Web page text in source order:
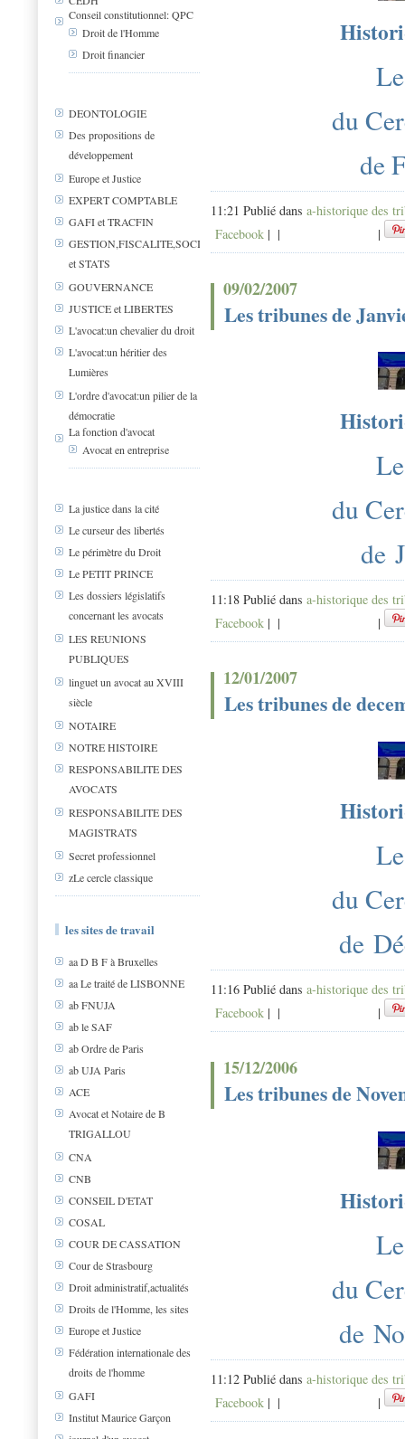
Conseil constitutionnel: QPC
Droit de l'Homme
Droit financier
DEONTOLOGIE
Des propositions de
développement
Europe et Justice
EXPERT COMPTABLE
GAFI et TRACFIN
GESTION,FISCALITE,SOCIAL
et STATS
GOUVERNANCE
JUSTICE et LIBERTES
L'avocat:un chevalier du droit
L'avocat:un héritier des
Lumières
L'ordre d'avocat:un pilier de la
démocratie
La fonction d'avocat
Avocat en entreprise
La justice dans la cité
Le curseur des libertés
Le périmètre du Droit
Le PETIT PRINCE
Les dossiers législatifs
concernant les avocats
LES REUNIONS
PUBLIQUES
linguet un avocat au XVIII
siècle
NOTAIRE
NOTRE HISTOIRE
RESPONSABILITE DES
AVOCATS
RESPONSABILITE DES
MAGISTRATS
Secret professionnel
zLe cercle classique
les sites de travail
aa D B F à Bruxelles
aa Le traité de LISBONNE
ab FNUJA
ab le SAF
ab Ordre de Paris
ab UJA Paris
ACE
Avocat et Notaire de B
TRIGALLOU
CNA
CNB
CONSEIL D'ETAT
COSAL
COUR DE CASSATION
Cour de Strasbourg
Droit administratif,actualités
Droits de l'Homme, les sites
Europe et Justice
Fédération internationale des
droits de l'homme
GAFI
Institut Maurice Garçon
du
de
11:21 Publié dans a-historique des
Facebook | | |
09/02/2007
Les tribunes de
du
de
11:18 Publié dans a-historique des
Facebook | | |
12/01/2007
Les tribunes de
du
de
11:16 Publié dans a-historique des
Facebook | | |
15/12/2006
Les tribunes de
du
de
11:12 Publié dans a-historique des
Facebook | | |